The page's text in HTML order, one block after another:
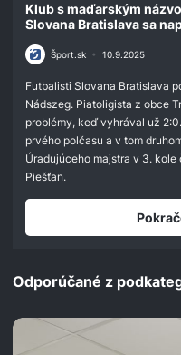
11
Klub s maďarským
Slovana Bratislava sa
Šport.sk • 10.9.2025
Futbalisti Slovana Bratislava
Nádszeg. Piatoligista z obce
problémy, keď vyhrával už
prvého polčasu a v tom
Úradujúceho majstra v 3.
Piešťan.
Odporúčané z